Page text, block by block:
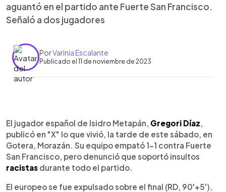
aguantó en el partido ante Fuerte San Francisco.
Señaló a dos jugadores
PorVarinia Escalante
Publicado el 11 de noviembre de 2023
► Escuchar artículo
El jugador español de Isidro Metapán, Gregori Díaz
publicó en "X" lo que vivió, la tarde de este sábado, en
Gotera, Morazán. Su equipo empató 1-1 contra Fuerte
San Francisco, pero denunció que soportó insultos
racistas durante todo el partido.
El europeo se fue expulsado sobre el final (RD, 90'+5'),